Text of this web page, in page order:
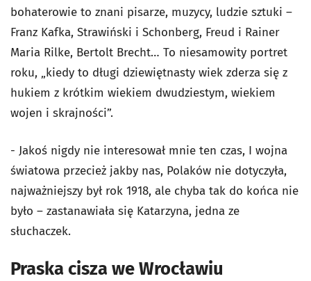
bohaterowie to znani pisarze, muzycy, ludzie sztuki –
Franz Kafka, Strawiński i Schonberg, Freud i Rainer
Maria Rilke, Bertolt Brecht… To niesamowity portret
roku, „kiedy to długi dziewiętnasty wiek zderza się z
hukiem z krótkim wiekiem dwudziestym, wiekiem
wojen i skrajności”.
- Jakoś nigdy nie interesował mnie ten czas, I wojna
światowa przecież jakby nas, Polaków nie dotyczyła,
najważniejszy był rok 1918, ale chyba tak do końca nie
było – zastanawiała się Katarzyna, jedna ze
słuchaczek.
Praska cisza we Wrocławiu